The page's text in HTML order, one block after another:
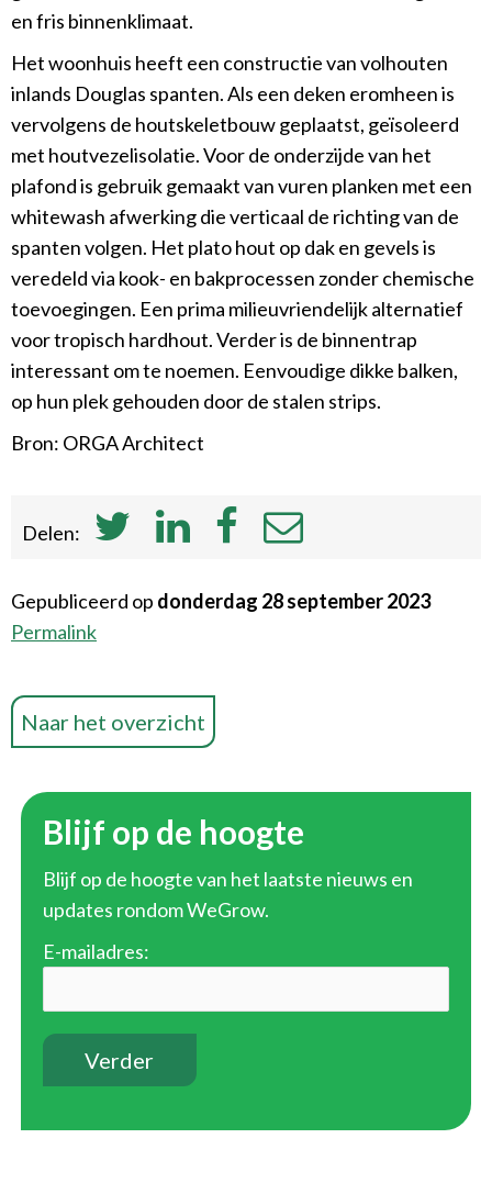
en fris binnenklimaat.
Het woonhuis heeft een constructie van volhouten
inlands Douglas spanten. Als een deken eromheen is
vervolgens de houtskeletbouw geplaatst, geïsoleerd
met houtvezelisolatie. Voor de onderzijde van het
plafond is gebruik gemaakt van vuren planken met een
whitewash afwerking die verticaal de richting van de
spanten volgen. Het plato hout op dak en gevels is
veredeld via kook- en bakprocessen zonder chemische
toevoegingen. Een prima milieuvriendelijk alternatief
voor tropisch hardhout. Verder is de binnentrap
interessant om te noemen. Eenvoudige dikke balken,
op hun plek gehouden door de stalen strips.
Bron: ORGA Architect
Delen:
Gepubliceerd op donderdag 28 september 2023
Permalink
Naar het overzicht
Blijf op de hoogte
Blijf op de hoogte van het laatste nieuws en
updates rondom WeGrow.
E-mailadres: